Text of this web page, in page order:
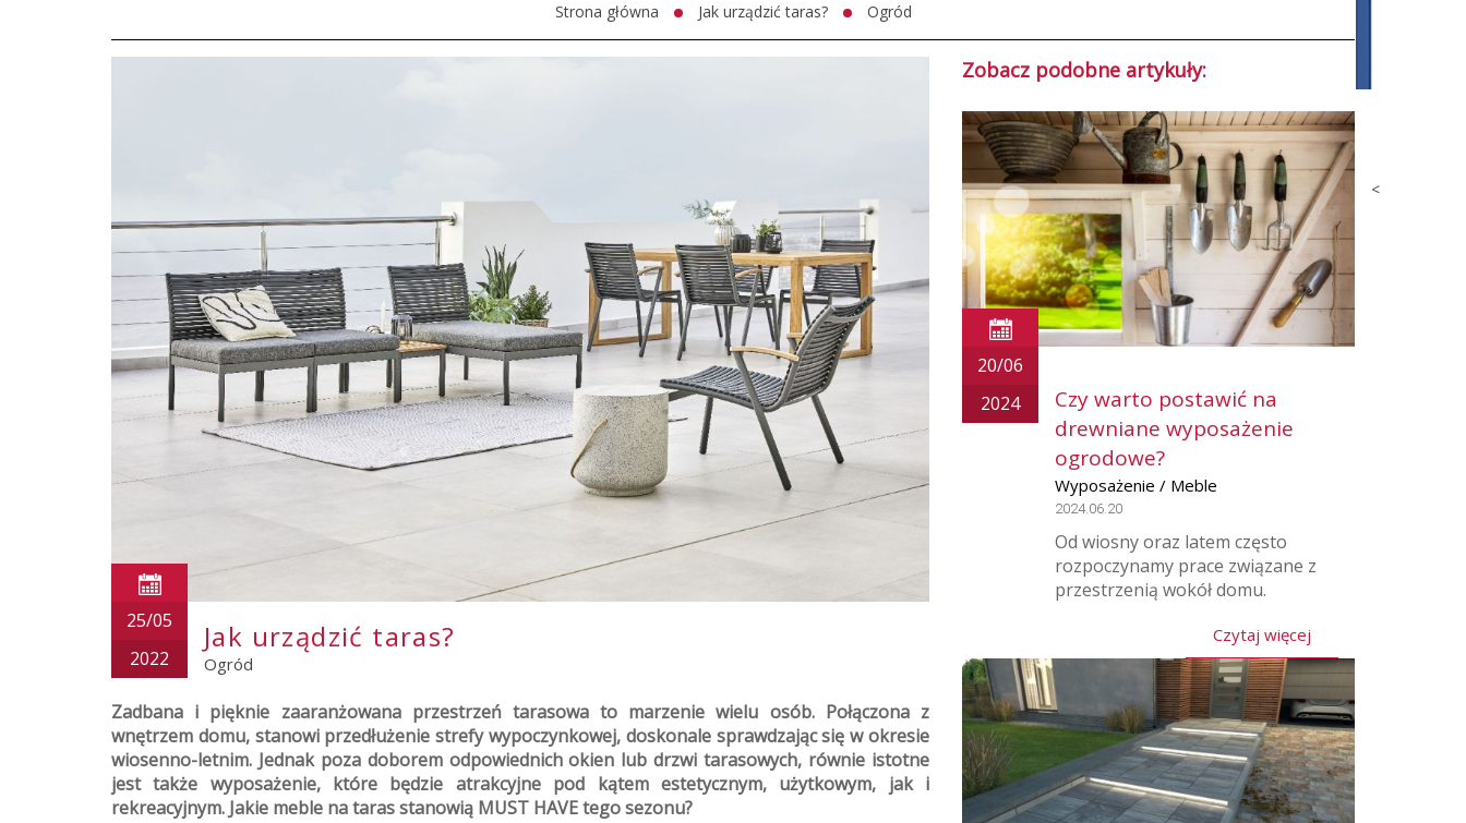
<
Strona główna Jak urządzić taras? Ogród
25/05
2022
Jak urządzić taras?
Ogród
Zadbana i pięknie zaaranżowana przestrzeń tarasowa to marzenie wielu osób. Połączona z
wnętrzem domu, stanowi przedłużenie strefy wypoczynkowej, doskonale sprawdzając się w okresie
wiosenno-letnim. Jednak poza doborem odpowiednich okien lub drzwi tarasowych, równie istotne
jest także wyposażenie, które będzie atrakcyjne pod kątem estetycznym, użytkowym, jak i
rekreacyjnym. Jakie meble na taras stanowią MUST HAVE tego sezonu?
Zobacz podobne artykuły:
20/06
2024
Czy warto postawić na
drewniane wyposażenie
ogrodowe?
Wyposażenie / Meble
2024.06.20
Od wiosny oraz latem często
rozpoczynamy prace związane z
przestrzenią wokół domu.
Czytaj więcej